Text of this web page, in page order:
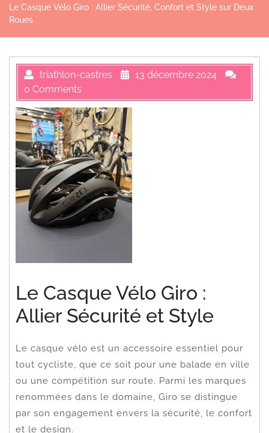
Le Casque Vélo Giro : Allier Sécurité, Confort et Style sur Deux
Roues
triathlon-castres
13 décembre 2024
0 Comments
Le Casque Vélo Giro :
Allier Sécurité et Style
Le casque vélo est un accessoire essentiel pour
tout cycliste, que ce soit pour une balade en ville
ou une compétition sur route. Parmi les marques
renommées dans le domaine, Giro se distingue
par son engagement envers la sécurité, le confort
et le design.